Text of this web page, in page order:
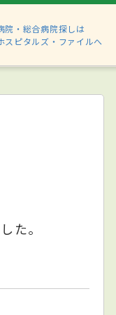
院・総合病院探しは
スピタルズ・ファイルへ
た。